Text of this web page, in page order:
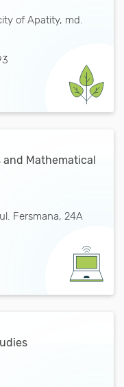
of Apatity, md.
Mathematical
Fersmana, 24А